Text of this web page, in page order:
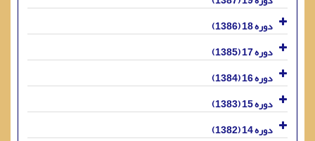
دوره 18 (1386)
دوره 17 (1385)
دوره 16 (1384)
دوره 15 (1383)
دوره 14 (1382)